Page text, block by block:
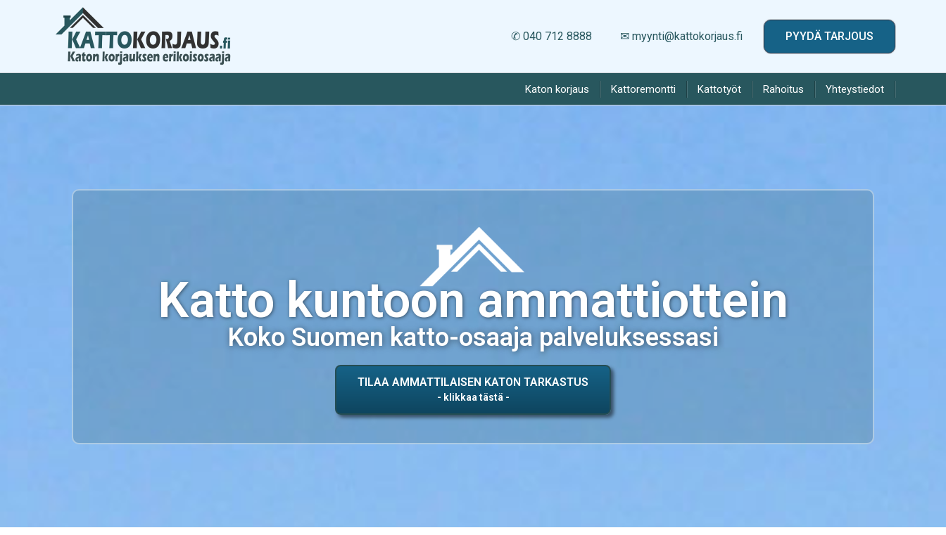
✆ 040 712 8888 ✉ myynti@kattokorjaus.fi PYYDÄ TARJOUS
Katon korjaus Kattoremontti Kattotyöt Rahoitus Yhteystiedot
Katto kuntoon ammattiottein
Koko Suomen katto-osaaja palveluksessasi
TILAA AMMATTILAISEN KATON TARKASTUS